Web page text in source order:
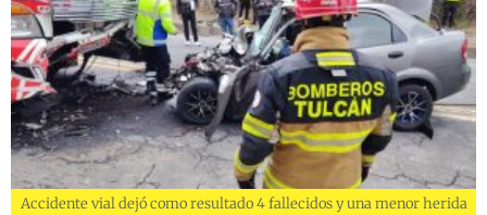
Accidente vial dejó como resultado 4 fallecidos y una menor herida